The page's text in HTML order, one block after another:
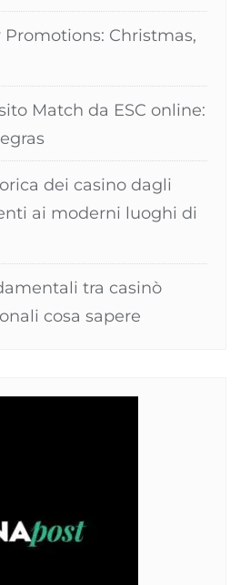
Christmas,
Match da ESC online:
dei casino dagli
ai moderni luoghi di
tra casinò
cosa sapere